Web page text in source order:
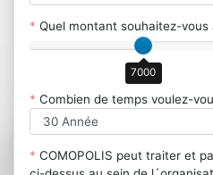
* Quel montant souhaitez-vous
7000
* Combien de temps voulez-
* COMOPOLIS peut traiter et